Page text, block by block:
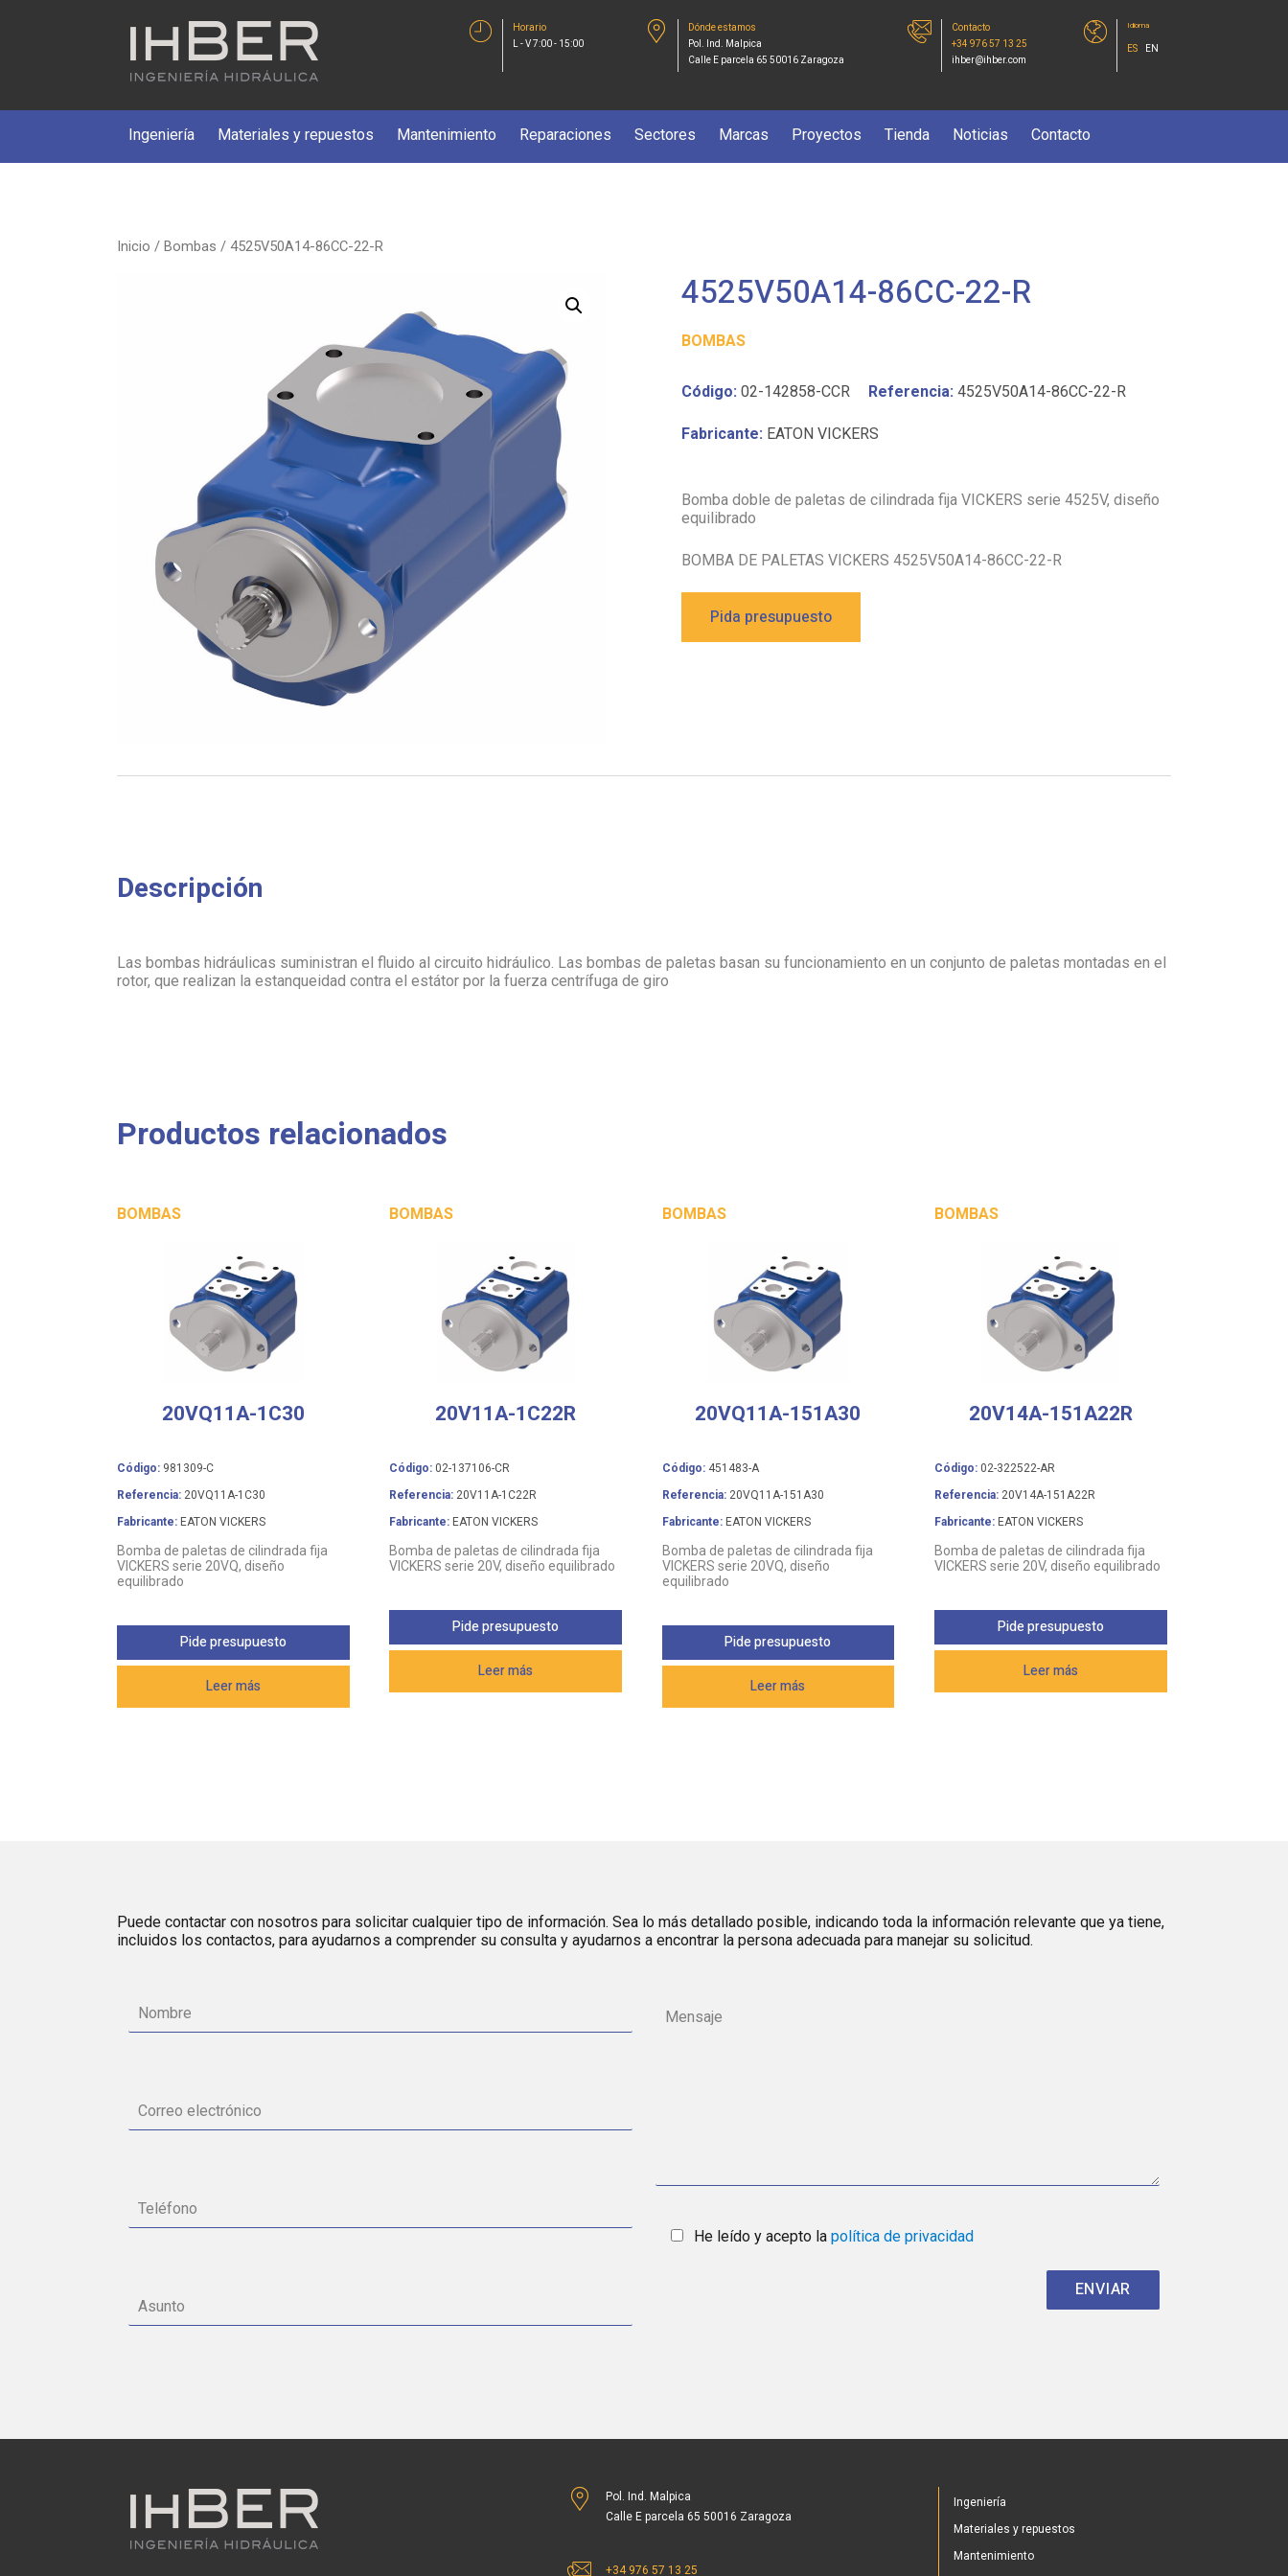
Horario
L - V 7:00 - 15:00
Dónde estamos
Pol. Ind. Malpica
Calle E parcela 65 50016 Zaragoza
Contacto
+34 976 57 13 25
ihber@ihber.com
Idioma
ES EN
Ingeniería Materiales y repuestos Mantenimiento Reparaciones Sectores Marcas Proyectos Tienda Noticias Contacto
Inicio / Bombas / 4525V50A14-86CC-22-R
4525V50A14-86CC-22-R
BOMBAS
Código: 02-142858-CCR Referencia: 4525V50A14-86CC-22-R
Fabricante: EATON VICKERS
Bomba doble de paletas de cilindrada fija VICKERS serie 4525V, diseño
equilibrado
BOMBA DE PALETAS VICKERS 4525V50A14-86CC-22-R
Pida presupuesto
Descripción
Las bombas hidráulicas suministran el fluido al circuito hidráulico. Las bombas de paletas basan su funcionamiento en un conjunto de paletas montadas en el
rotor, que realizan la estanqueidad contra el estátor por la fuerza centrífuga de giro
Productos relacionados
BOMBAS
20VQ11A-1C30
Código: 981309-C
Referencia: 20VQ11A-1C30
Fabricante: EATON VICKERS
Bomba de paletas de cilindrada fija
VICKERS serie 20VQ, diseño
equilibrado
Leer más
Pide presupuesto
BOMBAS
20V11A-1C22R
Código: 02-137106-CR
Referencia: 20V11A-1C22R
Fabricante: EATON VICKERS
Bomba de paletas de cilindrada fija
VICKERS serie 20V, diseño equilibrado
Leer más
Pide presupuesto
BOMBAS
20VQ11A-151A30
Código:451483-A
Referencia:20VQ11A-151A30
Fabricante:EATON VICKERS
Bomba de paletas de cilindrada fija
VICKERS serie 20VQ, diseño
equilibrado
Leer más
Pide presupuesto
BOMBAS
20V14A-151A22R
Código: 02-322522-AR
Referencia: 20V14A-151A22R
Fabricante: EATON VICKERS
Bomba de paletas de cilindrada fija
VICKERS serie 20V, diseño equilibrado
Leer más
Pide presupuesto
Puede contactar con nosotros para solicitar cualquier tipo de información. Sea lo más detallado posible, indicando toda la información relevante que ya tiene,
incluidos los contactos, para ayudarnos a comprender su consulta y ayudarnos a encontrar la persona adecuada para manejar su solicitud.
He leído y acepto la política de privacidad
Pol. Ind. Malpica
Calle E parcela 65 50016 Zaragoza
+34 976 57 13 25
Ingeniería
Materiales y repuestos
Mantenimiento